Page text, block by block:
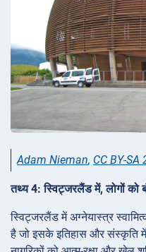
Adam Nieman, CC BY-SA
तथ्य 4: स्विट्जरलैंड में, लोगों को
स्विट्जरलैंड में अग्नेयास्त्र
है जो इसके इतिहास और संस्कृति